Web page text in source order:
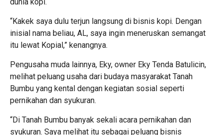
dunia kopi.
“Kakek saya dulu terjun langsung di bisnis kopi. Dengan
inisial nama beliau, AL, saya ingin meneruskan semangat
itu lewat Kopial,” kenangnya.
Pengusaha muda lainnya, Eky, owner Eky Tenda Batulicin,
melihat peluang usaha dari budaya masyarakat Tanah
Bumbu yang kental dengan kegiatan sosial seperti
pernikahan dan syukuran.
“Di Tanah Bumbu banyak sekali acara pernikahan dan
syukuran. Saya melihat itu sebagai peluang bisnis